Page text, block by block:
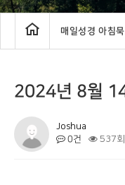
매일성경 아침
2024년 8월
Joshua
0건 537회